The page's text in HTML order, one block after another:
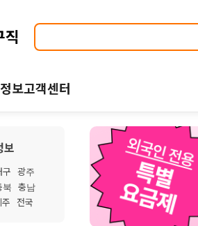
보고객센터
보
구
광주
북
충남
주 전국